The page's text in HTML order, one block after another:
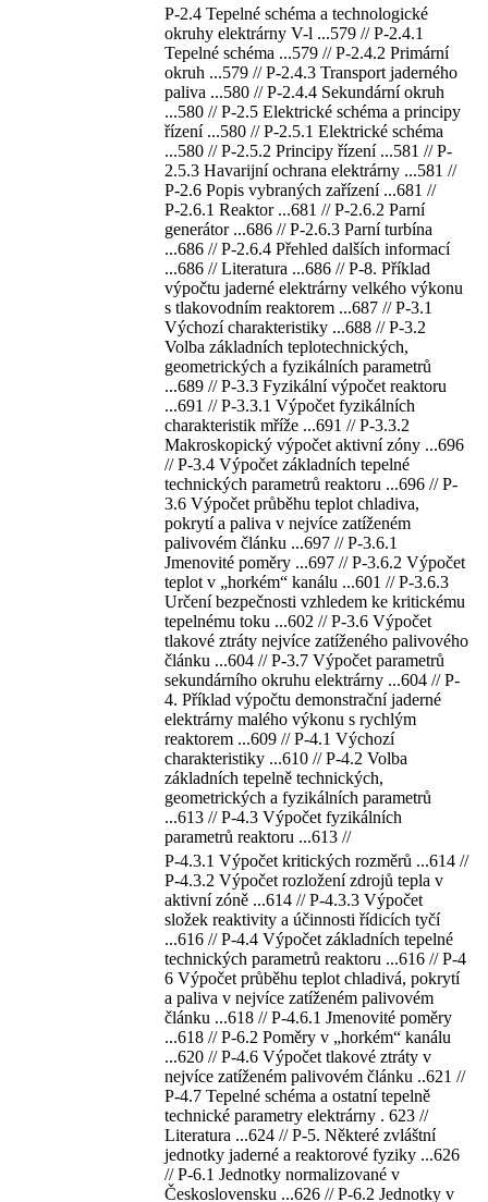
P-2.4 Tepelné schéma a technologické
okruhy elektrárny V-l ...579 // P-2.4.1
Tepelné schéma ...579 // P-2.4.2 Primární
okruh ...579 // P-2.4.3 Transport jaderného
paliva ...580 // P-2.4.4 Sekundární okruh
...580 // P-2.5 Elektrické schéma a principy
řízení ...580 // P-2.5.1 Elektrické schéma
...580 // P-2.5.2 Principy řízení ...581 // P-
2.5.3 Havarijní ochrana elektrárny ...581 //
P-2.6 Popis vybraných zařízení ...681 //
Р-2.6.1 Reaktor ...681 // P-2.6.2 Parní
generátor ...686 // P-2.6.3 Parní turbína
...686 // P-2.6.4 Přehled dalších informací
...686 // Literatura ...686 // P-8. Příklad
výpočtu jaderné elektrárny velkého výkonu
s tlakovodním reaktorem ...687 // P-3.1
Výchozí charakteristiky ...688 // P-3.2
Volba základních teplotechnických,
geometrických a fyzikálních parametrů
...689 // P-3.3 Fyzikální výpočet reaktoru
...691 // P-3.3.1 Výpočet fyzikálních
charakteristik mříže ...691 // P-3.3.2
Makroskopický výpočet aktivní zóny ...696
// P-3.4 Výpočet základních tepelné
technických parametrů reaktoru ...696 // P-
3.6 Výpočet průběhu teplot chladiva,
pokrytí a paliva v nejvíce zatíženém
palivovém článku ...697 // P-3.6.1
Jmenovité poměry ...697 // P-3.6.2 Výpočet
teplot v „horkém“ kanálu ...601 // P-3.6.3
Určení bezpečnosti vzhledem ke kritickému
tepelnému toku ...602 // P-3.6 Výpočet
tlakové ztráty nejvíce zatíženého palivového
článku ...604 // P-3.7 Výpočet parametrů
sekundárního okruhu elektrárny ...604 // P-
4. Příklad výpočtu demonstrační jaderné
elektrárny malého výkonu s rychlým
reaktorem ...609 // P-4.1 Výchozí
charakteristiky ...610 // P-4.2 Volba
základních tepelně technických,
geometrických a fyzikálních parametrů
...613 // P-4.3 Výpočet fyzikálních
parametrů reaktoru ...613 //
P-4.3.1 Výpočet kritických rozměrů ...614 //
P-4.3.2 Výpočet rozložení zdrojů tepla v
aktivní zóně ...614 // P-4.3.3 Výpočet
složek reaktivity a účinnosti řídicích tyčí
...616 // P-4.4 Výpočet základních tepelné
technických parametrů reaktoru ...616 // P-4
6 Výpočet průběhu teplot chladivá, pokrytí
a paliva v nejvíce zatíženém palivovém
článku ...618 // P-4.6.1 Jmenovité poměry
...618 // P-6.2 Poměry v „horkém“ kanálu
...620 // P-4.6 Výpočet tlakové ztráty v
nejvíce zatíženém palivovém článku ..621 //
P-4.7 Tepelné schéma a ostatní tepelně
technické parametry elektrárny . 623 //
Literatura ...624 // P-5. Některé zvláštní
jednotky jaderné a reaktorové fyziky ...626
// P-6.1 Jednotky normalizované v
Československu ...626 // P-6.2 Jednotky v